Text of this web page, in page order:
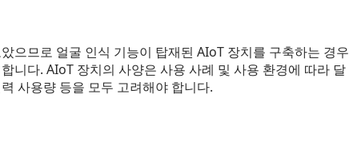
으므로 얼굴 인식 기능이 탑재된 AIoT 장치를 구축하는 경우
니다. AIoT 장치의 사양은 사용 사례 및 사용 환경에 따라 달
사용량 등을 모두 고려해야 합니다.